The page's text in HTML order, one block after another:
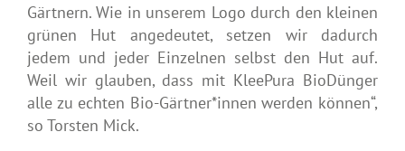
Gärtnern. Wie in unserem Logo durch den kleinen
grünen Hut angedeutet, setzen wir dadurch
jedem und jeder Einzelnen selbst den Hut auf.
Weil wir glauben, dass mit KleePura BioDünger
alle zu echten Bio-Gärtner*innen werden können“,
so Torsten Mick.